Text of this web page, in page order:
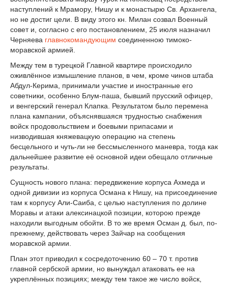
наступлений к Мрамору, Нишу и к монастырю Св. Архангела,
но не достиг цели. В виду этого кн. Милан созвал Военный
совет и, согласно с его постановлением, 25 июля назначил
Черняева главнокомандующим соединенною тимоко-
моравской армией.
Между тем в турецкой Главной квартире происходило
оживлённое измышление планов, в чем, кроме чинов штаба
Абдул-Керима, принимали участие и иностранные его
советники, особенно Блум-паша, бывший прусский офицер,
и венгерский генерал Клапка. Результатом было перемена
плана кампании, объяснявшаяся трудностью снабжения
войск продовольствием и боевыми припасами и
низводившая княжевацкую операцию на степень
бесцельного и чуть-ли не бессмысленного маневра, тогда как
дальнейшее развитие её основной идеи обещало отличные
результаты.
Сущность нового плана: передвижение корпуса Ахмеда и
одной дивизии из корпуса Османа к Нишу, на присоединение
там к корпусу Али-Саиба, с целью наступления по долине
Моравы и атаки алексинацкой позиции, которою прежде
находили выгодным обойти. В то же время Осман д. был, по-
прежнему, действовать через Зайчар на сообщения
моравской армии.
План этот приводил к сосредоточению 60 – 70 т. против
главной сербской армии, но вынуждал атаковать ее на
укреплённых позициях; между тем такое же число войск,